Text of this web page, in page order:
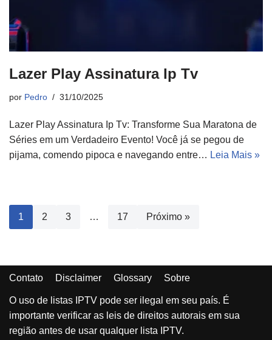
Lazer Play Assinatura Ip Tv
por Pedro 31/10/2025
Lazer Play Assinatura Ip Tv: Transforme Sua Maratona de
Séries em um Verdadeiro Evento! Você já se pegou de
pijama, comendo pipoca e navegando entre… Leia Mais »
1 2 3 … 17 Próximo »
Contato Disclaimer Glossary Sobre
O uso de listas IPTV pode ser ilegal em seu país. É
importante verificar as leis de direitos autorais em sua
região antes de usar qualquer lista IPTV.